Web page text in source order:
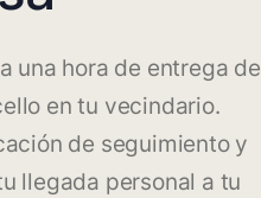
una hora de entrega de
en tu vecindario.
de seguimiento y
llegada personal a tu